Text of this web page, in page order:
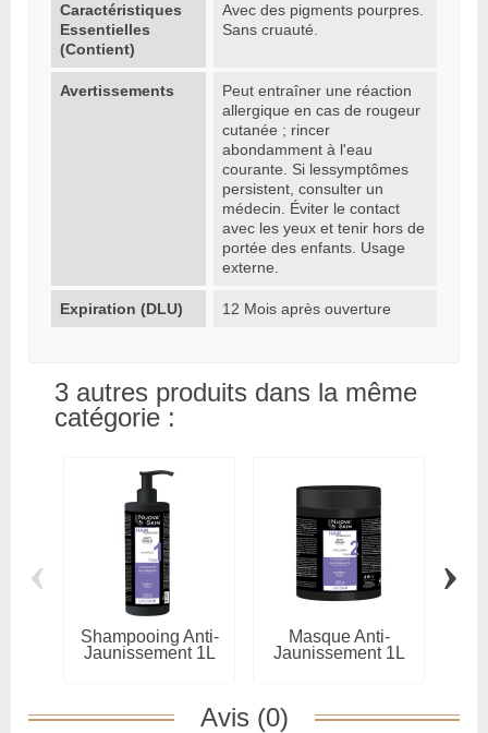
Caractéristiques
Essentielles
(Contient)
Avec des pigments pourpres.
Sans cruauté.
Avertissements
Peut entraîner une réaction
allergique en cas de rougeur
cutanée ; rincer
abondamment à l'eau
courante. Si lessymptômes
persistent, consulter un
médecin. Éviter le contact
avec les yeux et tenir hors de
portée des enfants. Usage
externe.
Expiration (DLU) 12 Mois après ouverture
3 autres produits dans la même
catégorie :
Shampooing Anti-
Jaunissement 1L
Masque Anti-
Jaunissement 1L
‹ ›
Avis (0)